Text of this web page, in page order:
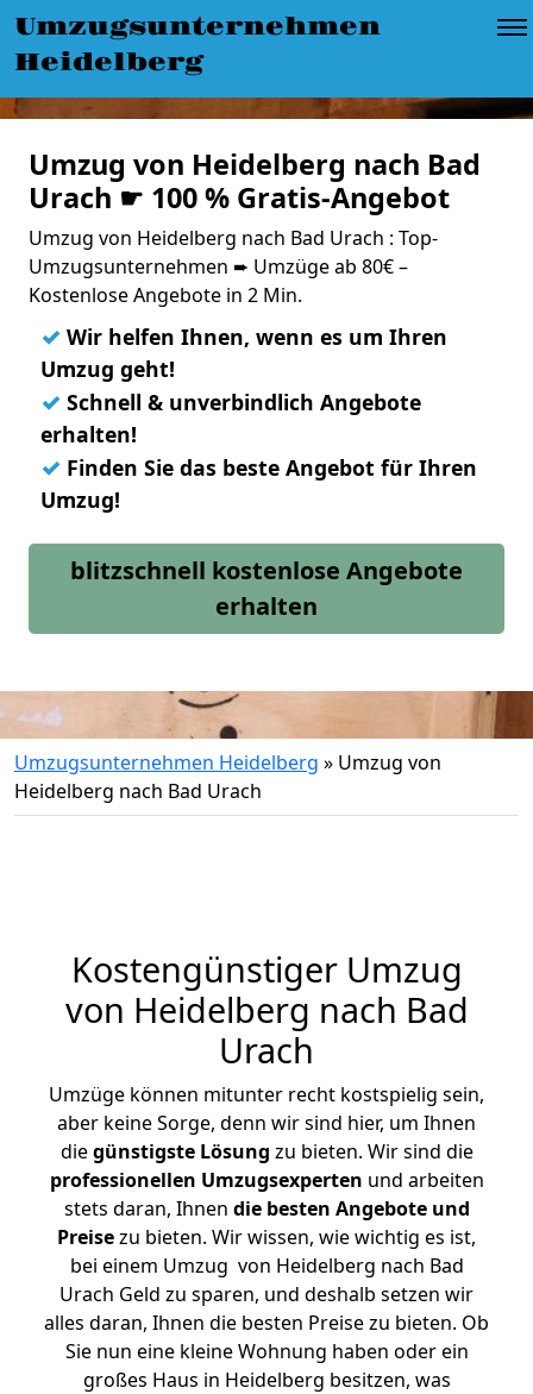
Umzugsunternehmen
Heidelberg
Umzug von Heidelberg nach Bad
Urach ☛ 100 % Gratis-Angebot
Umzug von Heidelberg nach Bad Urach : Top-
Umzugsunternehmen ➨ Umzüge ab 80€ –
Kostenlose Angebote in 2 Min.
✓ Wir helfen Ihnen, wenn es um Ihren
Umzug geht!
✓ Schnell & unverbindlich Angebote
erhalten!
✓ Finden Sie das beste Angebot für Ihren
Umzug!
blitzschnell kostenlose Angebote
erhalten
Umzugsunternehmen Heidelberg » Umzug von
Heidelberg nach Bad Urach
Kostengünstiger Umzug
von Heidelberg nach Bad
Urach
Umzüge können mitunter recht kostspielig sein,
aber keine Sorge, denn wir sind hier, um Ihnen
diegünstigste Lösung zu bieten. Wir sind die
professionellen Umzugsexperten und arbeiten
stets daran, Ihnen die besten Angebote und
Preisezu bieten. Wir wissen, wie wichtig es ist,
bei einem Umzug von Heidelberg nach Bad
Urach Geld zu sparen, und deshalb setzen wir
alles daran, Ihnen die besten Preise zu bieten. Ob
Sie nun eine kleine Wohnung haben oder ein
großes Haus in Heidelberg besitzen, was